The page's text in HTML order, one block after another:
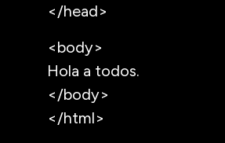
</head>
<body>
Hola a todos.
</body>
</html>